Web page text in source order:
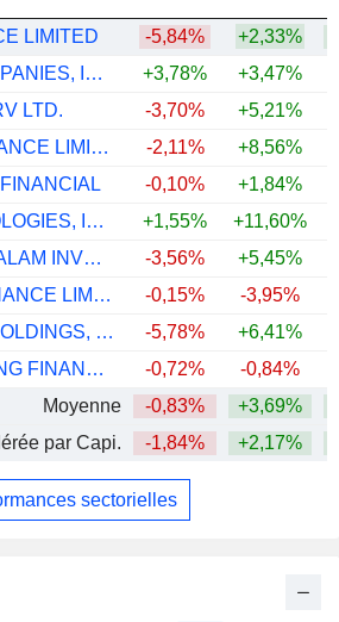
LIMITED -5,84% +2,33%
ROCKET COMPANIES, INC.
+3,78% +3,47%
LTD.
-3,70% +5,21%
SHRIRAM FINANCE LIMITED
-2,11% +8,56%
-0,10% +1,84%
SOFI TECHNOLOGIES, INC.
+1,55% +11,60%
CHOLAMANDALAM INVESTMENT AND FINANCE COMPANY LIMITED
-3,56% +5,45%
MUTHOOT FINANCE LIMITED
-0,15% -3,95%
FIRSTCASH HOLDINGS, INC.
-5,78% +6,41%
BAJAJ HOUSING FINANCE LIMITED
-0,72% -0,84%
Moyenne
-0,83% +3,69%
par Capi.
-1,84% +2,17%
sectorielles